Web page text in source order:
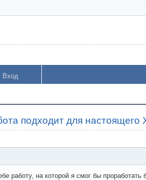
Вход
подходит для настоящего
работу, на которой я смог бы